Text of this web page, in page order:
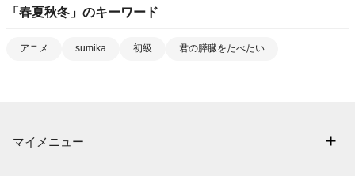
「 春夏秋冬 」のキーワード
アニメ sumika 初級 君の膵臓をたべたい
マイメニュー